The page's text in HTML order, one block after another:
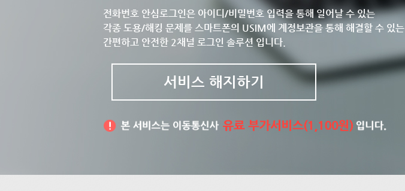
전화번호 안심로그인은 아이디/비밀번호 입력을 통해 일어날 수 있는
각종 도용/해킹 문제를 스마트폰의 USIM에 계정보관을 통해 해결할 수 있는
간편하고 안전한 2채널 로그인 솔루션 입니다.
서비스 해지하기